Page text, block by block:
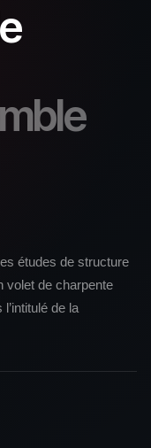
études de structure
volet de charpente
de la